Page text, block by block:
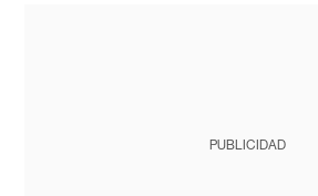
PUBLICIDAD